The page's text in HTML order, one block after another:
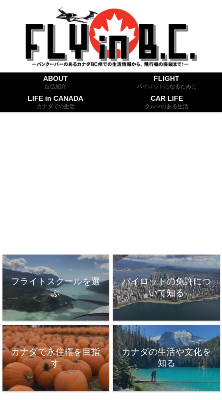
ABOUT
自己紹介
FLIGHT
パイロットになるために
LIFE in CANADA
カナダでの生活
CAR LIFE
クルマのある生活
フライトスクールを選
ぶ
パイロットの免許につ
いて知る
カナダで永住権を目指
す
カナダの生活や文化を
知る